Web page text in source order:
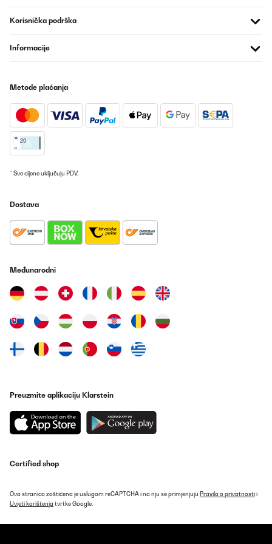
schwierig unterzubringen.
07/07/2025
Für den Preis ein zweckmäßiger Getränkekühlschrank…
Amazon-Benutzer
Cave à vin encastrable, format idéal pour installer dans une
cuisine
Guter Weinkühler. Erreicht auch bei warmer Umgebung die 5
Grad bei geringem Energieverbrauch. Sehr hochwertig in der
Top Produkt. Sieht gut aus, tut was es soll. Einlagen schrubben
Amazon-Benutzer
Korisnička podrška
Informacije
Metode plaćanja
* Sve cijene uključuju PDV.
Dostava
Međunarodni
Preuzmite aplikaciju Klarstein
Certified shop
Ova stranica zaštićena je uslugom reCAPTCHA i na nju se primjenjuju Pravila o privatnostii
Uvjeti korištenja tvrtke Google.